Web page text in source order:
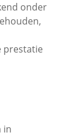
onder
prestatie
in